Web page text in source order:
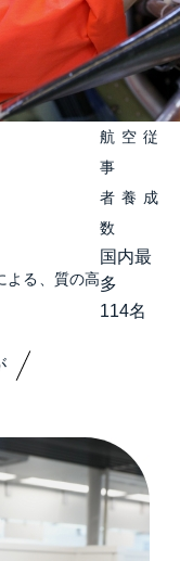
よる、質の高
航空従
事
者養成
数
国内最
多
114名